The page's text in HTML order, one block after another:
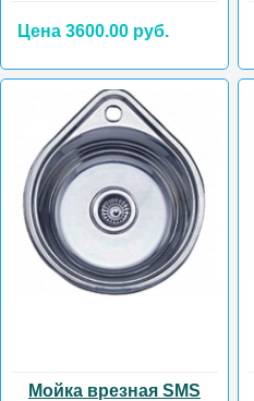
Цена 3600.00 руб.
Мойка врезная SMS